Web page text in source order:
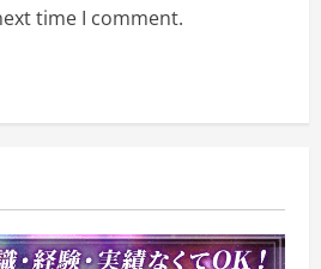
time I comment.